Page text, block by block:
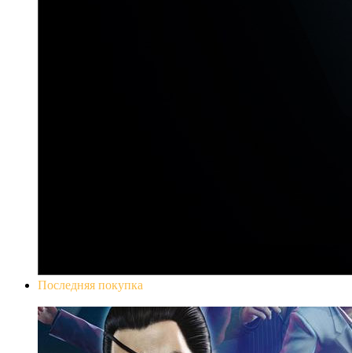
Последняя покупка